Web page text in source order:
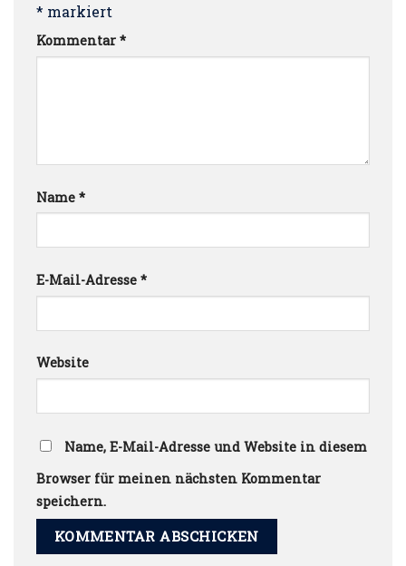
* markiert
Kommentar *
Name *
E-Mail-Adresse *
Website
Name, E-Mail-Adresse und Website in diesem
Browser für meinen nächsten Kommentar
speichern.